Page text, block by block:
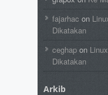
fajarhac on
Dikatakan
ceghap on
Dikatakan
Arkib